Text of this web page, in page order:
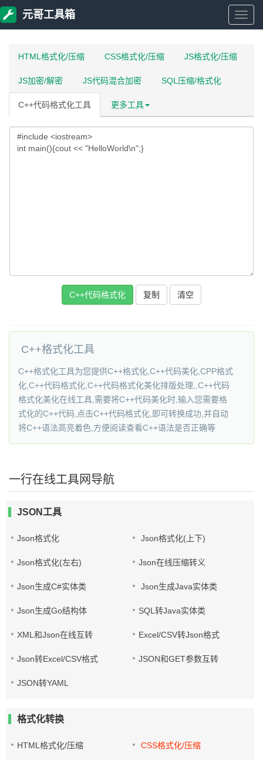
元
元哥工具箱
HTML格式化/压缩 CSS格式化/压缩 JS格式化/压缩
JS加密/解密 JS代码混合加密 SQL压缩/格式化
C++代码格式化工具 更多工具
C++代码格式化 复制
C++格式化工具
C++格式化工具为您提供C++格式化,C++代码美化,CPP格式
化,C++代码格式化,C++代码格式化美化排版处理,,C++代码
格式化美化在线工具,需要将C++代码美化时,输入您需要格
式化的C++代码,点击C++代码格式化,即可转换成功,并自动
将C++语法高亮着色,方便阅读查看C++语法是否正确等
一行在线工具网导航
JSON工具
Json格式化 Json格式化(上下)
Json格式化(左右) Json在线压缩转义
Json生成C#实体类 Json生成Java实体类
Json生成Go结构体 SQL转Java实体类
XML和Json在线互转 Excel/CSV转Json格式
Json转Excel/CSV格式 JSON和GET参数互转
JSON转YAML
格式化转换
HTML格式化/压缩 CSS格式化/压缩